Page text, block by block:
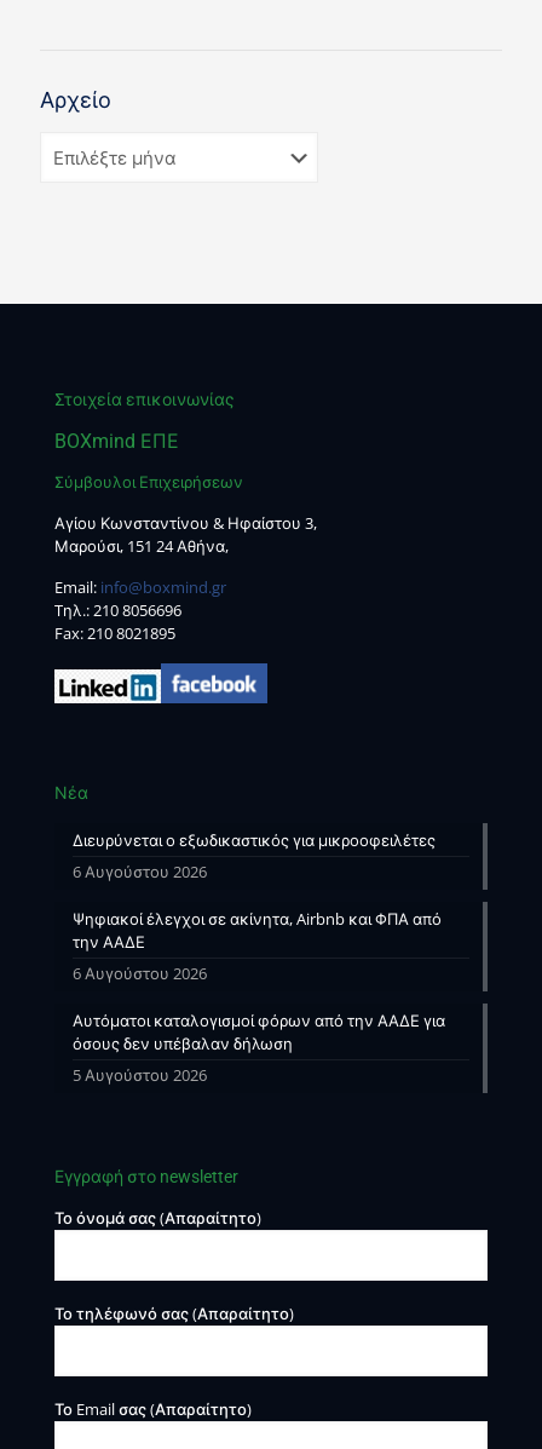
Αρχείο
Στοιχεία επικοινωνίας
BOXmind ΕΠΕ
Σύμβουλοι Επιχειρήσεων
Αγίου Κωνσταντίνου & Ηφαίστου 3,
Μαρούσι, 151 24 Αθήνα,
Email: info@boxmind.gr
Tηλ.:210 8056696
Fax: 210 8021895
Νέα
Διευρύνεται ο εξωδικαστικός για μικροοφειλέτες
6 Αυγούστου 2026
Ψηφιακοί έλεγχοι σε ακίνητα, Airbnb και ΦΠΑ από
την ΑΑΔΕ
6 Αυγούστου 2026
Αυτόματοι καταλογισμοί φόρων από την ΑΑΔΕ για
όσους δεν υπέβαλαν δήλωση
5 Αυγούστου 2026
Εγγραφή στο newsletter
Το όνομά σας (Απαραίτητο)
Το τηλέφωνό σας (Απαραίτητο)
Το Email σας (Απαραίτητο)